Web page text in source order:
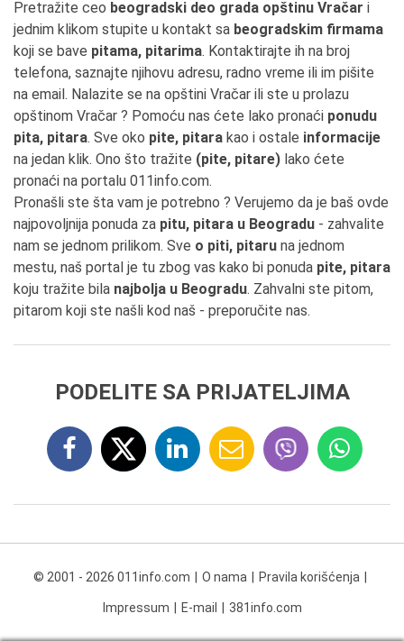
Pretražite ceo beogradski deo grada opštinu Vračar i
jednim klikom stupite u kontakt sa beogradskim firmama
koji se bave pitama, pitarima. Kontaktirajte ih na broj
telefona, saznajte njihovu adresu, radno vreme ili im pišite
na email. Nalazite se na opštini Vračar ili ste u prolazu
opštinom Vračar ? Pomoću nas ćete lako pronaći ponudu
pita, pitara. Sve oko pite, pitara kao i ostale informacije
na jedan klik. Ono što tražite (pite, pitare) lako ćete
pronaći na portalu 011info.com.
Pronašli ste šta vam je potrebno ? Verujemo da je baš ovde
najpovoljnija ponuda za pitu, pitara u Beogradu - zahvalite
nam se jednom prilikom. Sve o piti, pitaru na jednom
mestu, naš portal je tu zbog vas kako bi ponuda pite, pitara
koju tražite bila najbolja u Beogradu. Zahvalni ste pitom,
pitarom koji ste našli kod naš - preporučite nas.
PODELITE SA PRIJATELJIMA
© 2001 - 2026 011info.com O nama Pravila korišćenja
Impressum E-mail 381info.com